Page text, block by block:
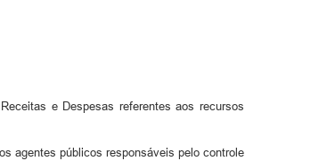
e Despesas referentes aos recursos
agentes públicos responsáveis pelo controle